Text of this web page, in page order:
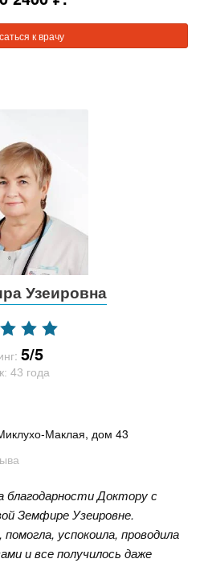
к врачу
Узеировна
5/5
43 года
Маклая, дом 43
благодарности Доктору с
Земфире Узеировне.
успокоила, проводила
и все получилось даже